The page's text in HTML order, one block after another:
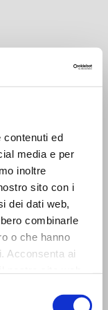
contenuti ed
media e per
inoltre
sito con i
dei dati web,
combinarle
o che hanno
Acconsenta ai
scelti in fase di
registrazione.
rinnovato.
al servizio TARI.
Clienti.
registrazione,
sul frontespizio